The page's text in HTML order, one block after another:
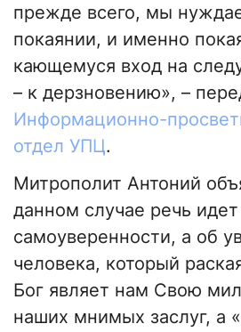
прежде всего, мы
покаянии, и именно
кающемуся вход на
– к дерзновению», –
Информационно-
отдел УПЦ.
Митрополит Антоний
данном случае речь
самоуверенности, а об
человека, который
Бог являет нам Свою
наших мнимых заслуг, а